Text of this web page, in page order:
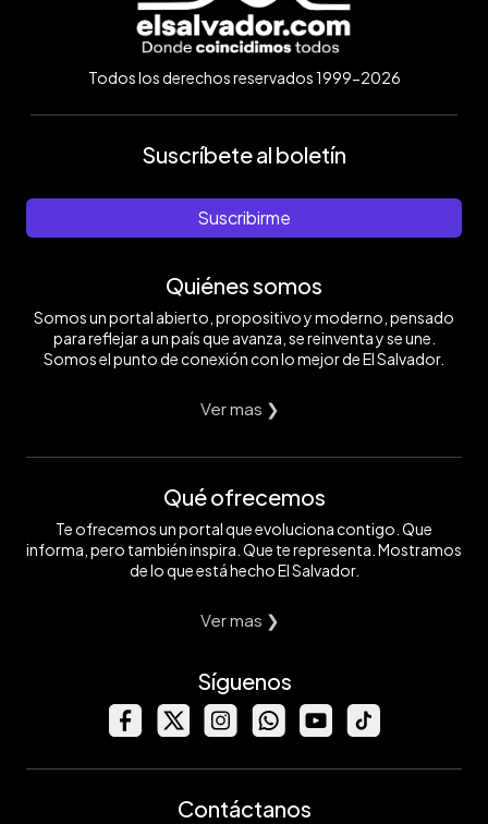
Todos los derechos reservados 1999-2026
Suscríbete al boletín
Suscribirme
Quiénes somos
Somos un portal abierto, propositivo y moderno, pensado
para reflejar a un país que avanza, se reinventa y se une.
Somos el punto de conexión con lo mejor de El Salvador.
Ver mas ❯
Qué ofrecemos
Te ofrecemos un portal que evoluciona contigo. Que
informa, pero también inspira. Que te representa. Mostramos
de lo que está hecho El Salvador.
Ver mas ❯
Síguenos
Contáctanos